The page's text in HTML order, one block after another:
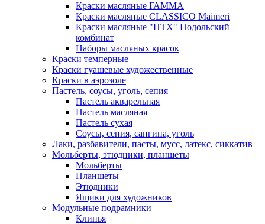
Краски масляные ГАММА
Краски масляные CLASSICO Maimeri
Краски масляные "ПТХ" Подольский
комбинат
Наборы масляных красок
Краски темперные
Краски гуашевые художественные
Краски в аэрозоле
Пастель, соусы, уголь, сепия
Пастель акварельная
Пастель масляная
Пастель сухая
Соусы, сепия, сангина, уголь
Лаки, разбавители, пасты, мусс, латекс, сиккатив
Мольберты, этюдники, планшеты
Мольберты
Планшеты
Этюдники
Ящики для художников
Модульные подрамники
Клинья